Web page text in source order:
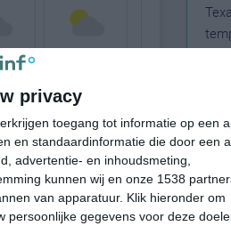
privacy
toegang tot informatie op een
en standaardinformatie die door een
advertentie- en inhoudsmeting,
kunnen wij en onze 1538
van apparatuur. Klik hieronder om
gegevens voor deze
24°
25°C
05:00